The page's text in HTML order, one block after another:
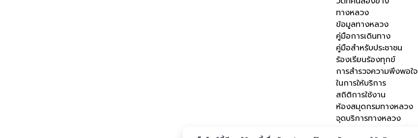
ทางหลวง
ข้อมูลทางหลวง
คู่มือการเดินทาง
คู่มือสำหรับประชาชน
ร้องเรียนร้องทุกข์
การสำรวจความพึงพอใจ
ในการให้บริการ
สถิติการใช้งาน
ห้องสมุดกรมทางหลวง
จุดบริการทางหลวง